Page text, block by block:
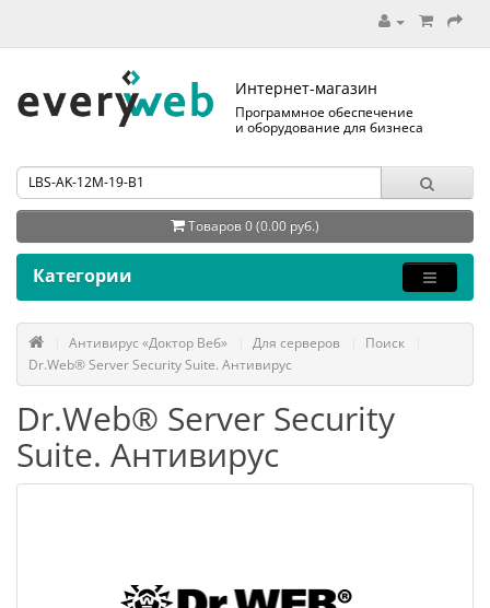
Интернет-магазин
Программное обеспечение
и оборудование для бизнеса
Товаров 0 (0.00 руб.)
Категории
Антивирус «Доктор Веб» Для серверов
Поиск
Dr.Web® Server Security Suite. Антивирус
Dr.Web® Server Security
Suite. Антивирус